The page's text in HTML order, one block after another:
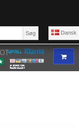
Dansk
Søg